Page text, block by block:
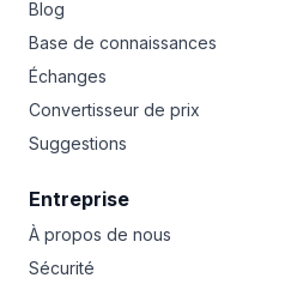
Blog
Base de connaissances
Échanges
Convertisseur de prix
Suggestions
Entreprise
À propos de nous
Sécurité